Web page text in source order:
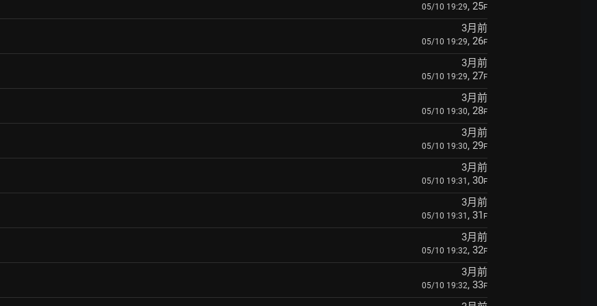
05/10 19:29, 25F
3月前
05/10 19:29, 26F
3月前
05/10 19:29, 27F
3月前
05/10 19:30, 28F
3月前
05/10 19:30, 29F
3月前
05/10 19:31 , 30F
3月前
05/10 19:31 , 31 F
3月前
05/10 19:32, 32F
3月前
05/10 19:32, 33F